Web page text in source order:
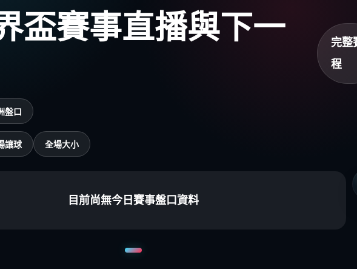
盃賽事直播與下一
完整
程
盤口
讓球 全場大小
目前尚無今日賽事盤口資料